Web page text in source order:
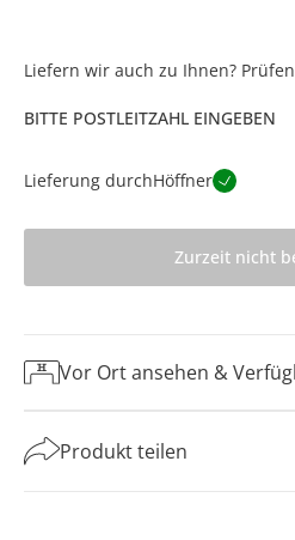
Liefern wir auch zu Ihnen?
BITTE POSTLEITZAHL EINGEBEN
Lieferung durchHöffner
Zurzeit nicht
Vor Ort ansehen &
Produkt teilen